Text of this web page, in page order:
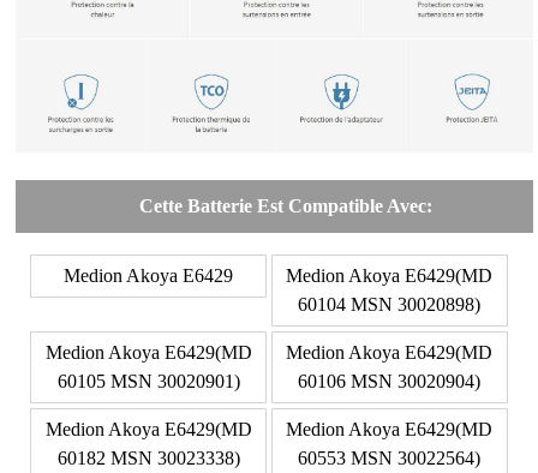
Cette Batterie Est Compatible Avec:
Medion Akoya E6429
Medion Akoya E6429(MD
60104 MSN 30020898)
Medion Akoya E6429(MD
60105 MSN 30020901)
Medion Akoya E6429(MD
60106 MSN 30020904)
Medion Akoya E6429(MD
60182 MSN 30023338)
Medion Akoya E6429(MD
60553 MSN 30022564)